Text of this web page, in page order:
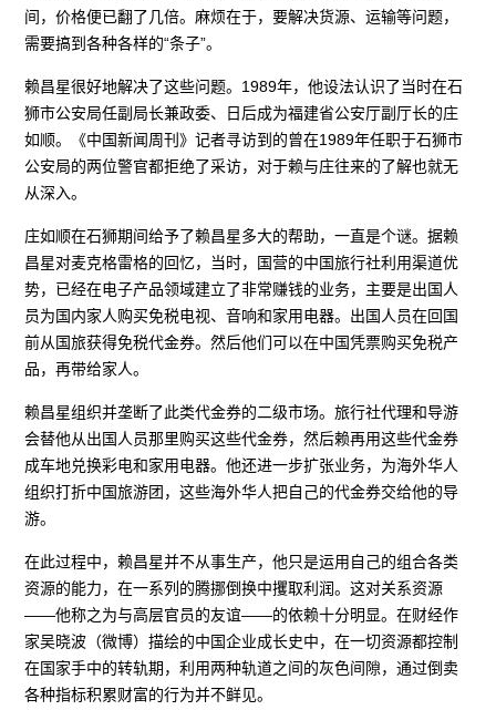
间，价格便已翻了几倍。麻烦在于，要解决货源、运输等问题，
需要搞到各种各样的“条子”。
赖昌星很好地解决了这些问题。1989年，他设法认识了当时在石
狮市公安局任副局长兼政委、日后成为福建省公安厅副厅长的庄
如顺。《中国新闻周刊》记者寻访到的曾在1989年任职于石狮市
公安局的两位警官都拒绝了采访，对于赖与庄往来的了解也就无
从深入。
庄如顺在石狮期间给予了赖昌星多大的帮助，一直是个谜。据赖
昌星对麦克格雷格的回忆，当时，国营的中国旅行社利用渠道优
势，已经在电子产品领域建立了非常赚钱的业务，主要是出国人
员为国内家人购买免税电视、音响和家用电器。出国人员在回国
前从国旅获得免税代金券。然后他们可以在中国凭票购买免税产
品，再带给家人。
赖昌星组织并垄断了此类代金券的二级市场。旅行社代理和导游
会替他从出国人员那里购买这些代金券，然后赖再用这些代金券
成车地兑换彩电和家用电器。他还进一步扩张业务，为海外华人
组织打折中国旅游团，这些海外华人把自己的代金券交给他的导
游。
在此过程中，赖昌星并不从事生产，他只是运用自己的组合各类
资源的能力，在一系列的腾挪倒换中攫取利润。这对关系资源
——他称之为与高层官员的友谊——的依赖十分明显。在财经作
家吴晓波（微博）描绘的中国企业成长史中，在一切资源都控制
在国家手中的转轨期，利用两种轨道之间的灰色间隙，通过倒卖
各种指标积累财富的行为并不鲜见。